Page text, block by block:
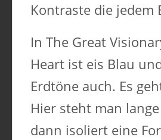
Kontraste die
In The Great
Heart ist eis Blau
Erdtöne auch. Es
Hier steht man
dann isoliert eine